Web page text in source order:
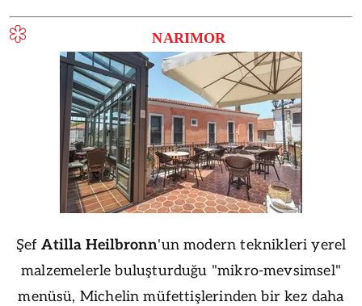
NARIMOR
ŞefAtilla Heilbronn'un modern teknikleri yerel
malzemelerle buluşturduğu "mikro-mevsimsel"
menüsü, Michelin müfettişlerinden bir kez daha